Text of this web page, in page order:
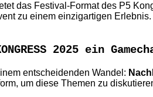
das Festival-Format des P5
zu einem einzigartigen Erlebnis.
2025 ein
entscheidenden Wandel:
um diese Themen zu